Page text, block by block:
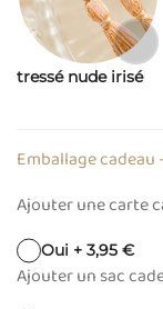
tressé nude irisé
Emballage
Ajouter une carte
Oui + 3,95 €
Ajouter un sac